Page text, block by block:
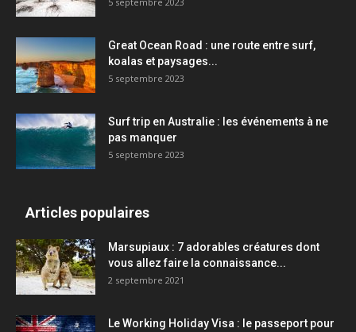
Great Ocean Road : une route entre surf,
koalas et paysages...
5 septembre 2023
Surf trip en Australie : les événements à ne
pas manquer
5 septembre 2023
Articles populaires
Marsupiaux : 7 adorables créatures dont
vous allez faire la connaissance...
2 septembre 2021
Le Working Holiday Visa : le passeport pour